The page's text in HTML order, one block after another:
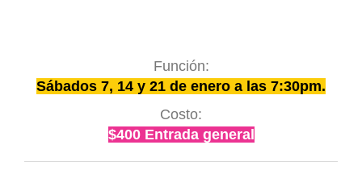
Función:
Sábados 7, 14 y 21 de enero a las 7:30pm.
Costo:
$400 Entrada general